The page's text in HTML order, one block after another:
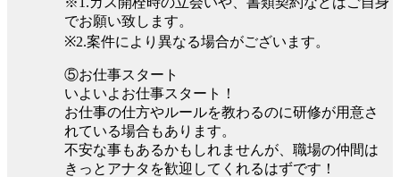
でお願い致します。
※2.案件により異なる場合がございます。
⑤お仕事スタート
いよいよお仕事スタート！
お仕事の仕方やルールを教わるのに研修が用意さ
れている場合もあります。
不安な事もあるかもしれませんが、職場の仲間は
きっとアナタを歓迎してくれるはずです！